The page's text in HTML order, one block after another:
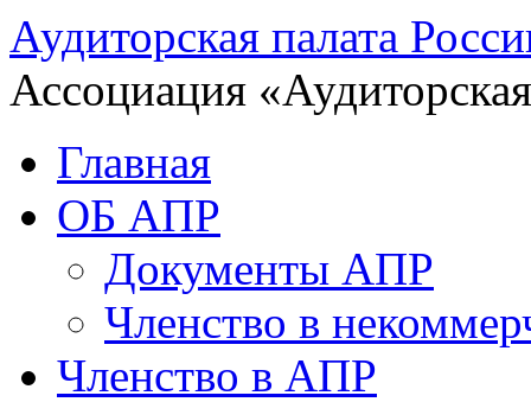
Аудиторская палата
Ассоциация
Главная
ОБ АПР
Документы АПР
Членство в
Членство в АПР